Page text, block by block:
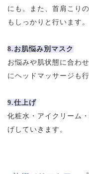
にも。また、首肩こり
もしっかりと行います。
8.お肌悩み別マスク
お悩みや肌状態に合わ
にヘッドマッサージも
9.仕上げ
化粧水・アイクリーム
げしていきます。